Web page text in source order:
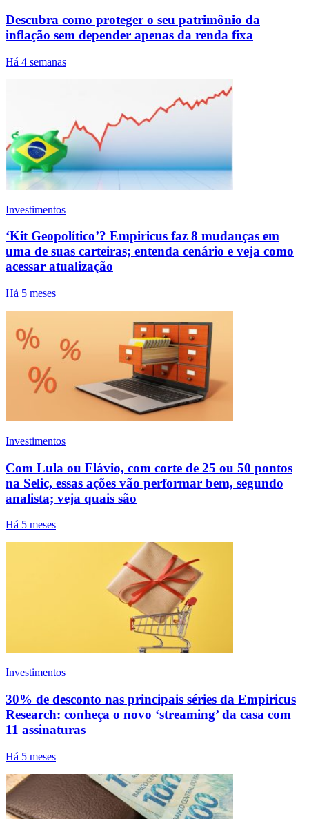
Descubra como proteger o seu patrimônio da
inflação sem depender apenas da renda fixa
Há 4 semanas
Investimentos
‘Kit Geopolítico’? Empiricus faz 8 mudanças em
uma de suas carteiras; entenda cenário e veja como
acessar atualização
Há 5 meses
Investimentos
Com Lula ou Flávio, com corte de 25 ou 50 pontos
na Selic, essas ações vão performar bem, segundo
analista; veja quais são
Há 5 meses
Investimentos
30% de desconto nas principais séries da Empiricus
Research: conheça o novo ‘streaming’ da casa com
11 assinaturas
Há 5 meses